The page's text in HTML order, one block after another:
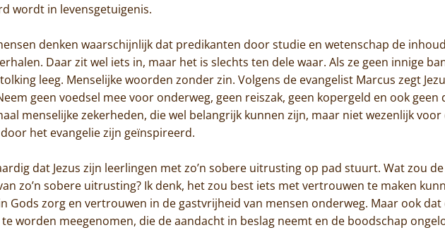
Home
Trappisten
De abdij
Monnik worden
Contact
wordt in levensgetuigenis.
denken waarschijnlijk dat predikanten door studie en wetenschap de
Daar zit wel iets in, maar het is slechts ten dele waar. Als ze geen innige
leeg. Menselijke woorden zonder zin. Volgens de evangelist Marcus zegt
geen voedsel mee voor onderweg, geen reiszak, geen kopergeld en ook geen
menselijke zekerheden, die wel belangrijk kunnen zijn, maar niet wezenlijk
het evangelie zijn geïnspireerd.
dat Jezus zijn leerlingen met zo’n sobere uitrusting op pad stuurt. Wat zou
zo’n sobere uitrusting? Ik denk, het zou best iets met vertrouwen te maken
Gods zorg en vertrouwen in de gastvrijheid van mensen onderweg. Maar ook
worden meegenomen, die de aandacht in beslag neemt en de boodschap